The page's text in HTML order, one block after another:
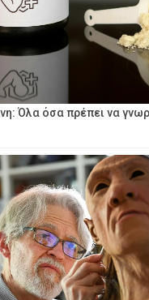
Όλα όσα πρέπει να